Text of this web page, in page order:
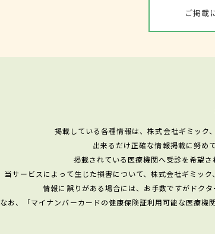
ご掲載
掲載している各種情報は、株式会社ギミック
出来るだけ正確な情報掲載に努め
掲載されている医療機関へ受診を希望
当サービスによって生じた損害について、株式会社ギミッ
情報に誤りがある場合には、お手数ですがドク
なお、「マイナンバーカードの健康保険証利用可能な医療機